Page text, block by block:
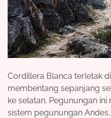
Cordillera Blanca terletak
membentang sepanjang
ke selatan. Pegunungan
sistem pegunungan